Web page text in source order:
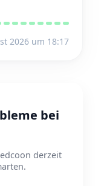
2026 um 18:17
bei
derzeit